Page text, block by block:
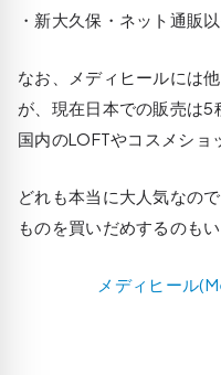
・新大久保・ネット通販
なお、メディヒールには
が、現在日本での販売は5
国内のLOFTやコスメショ
どれも本当に大人気なの
ものを買いだめするのもい
メディヒール